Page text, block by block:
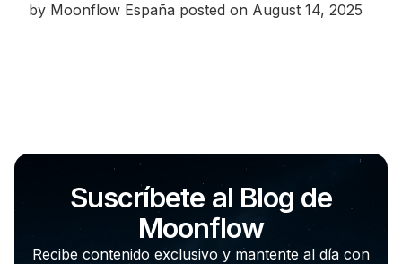
by Moonflow España posted on August 14, 2025
Suscríbete al Blog de
Moonflow
Recibe contenido exclusivo y mantente al día con